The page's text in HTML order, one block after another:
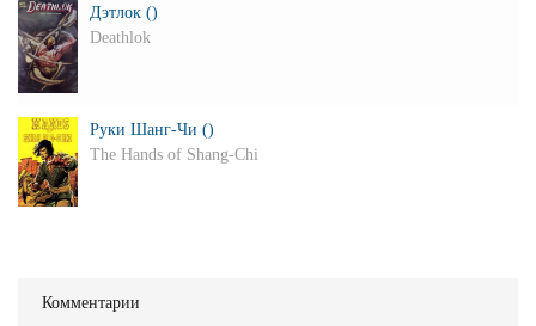
Дэтлок ()
Deathlok
Руки Шанг-Чи ()
The Hands of Shang-Chi
Комментарии